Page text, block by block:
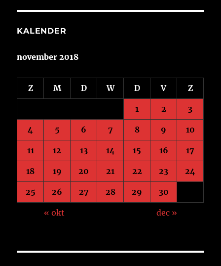
KALENDER
november 2018
Z M D W D V Z
1 2 3
4 5 6 7 8 9 10
11 12 13 14 15 16 17
18 19 20 21 22 23 24
25 26 27 28 29 30
« okt dec »